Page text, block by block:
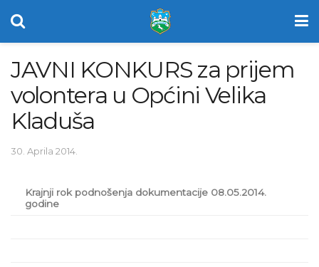
JAVNI KONKURS za prijem
volontera u Općini Velika
Kladuša
30. Aprila 2014.
Krajnji rok podnošenja dokumentacije 08.05.2014.
godine